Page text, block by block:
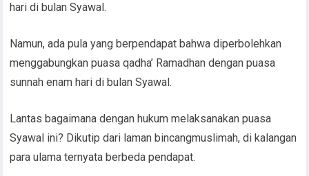
hari di bulan Syawal.
Namun, ada pula yang berpendapat bahwa diperbolehkan
menggabungkan puasa qadha’ Ramadhan dengan puasa
sunnah enam hari di bulan Syawal.
Lantas bagaimana dengan hukum melaksanakan puasa
Syawal ini? Dikutip dari laman bincangmuslimah, di kalangan
para ulama ternyata berbeda pendapat.